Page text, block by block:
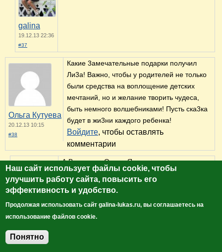
galina
19.12.13 22:36
#37
Ольга Кутуева
20.12.13 10:15
#38
Какие 3амечательные подарки получил
Ли3а! Важно, чтобы у родителей не только
были средства на воплощение детских
мечтаний, но и желание творить чудеса,
быть немного волшебниками! Пусть ска3ка
будет в жи3ни каждого ребенка!
Войдите, чтобы оставлять
комментарии
Анна
#39
А Вы правы, Ольга. Я о желании творить
чудеса раньше не задумывалась. И конечно,
очень хочется, чтобы дети понимали, что
сказки бывают не только в книжках!
Войдите, чтобы оставлять
комментарии
Наш сайт использует файлы cookie, чтобы
улучшить работу сайта, повысить его
эффективность и удобство.
Продолжая использовать сайт galina-lukas.ru, вы соглашаетесь на
использование файлов cookie.
Понятно